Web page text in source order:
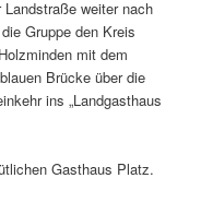
weiter nach
Gruppe den Kreis
mit dem
Brücke über die
ins „Landgasthaus
Gasthaus Platz.